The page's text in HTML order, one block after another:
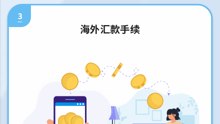
3
海外汇款手续